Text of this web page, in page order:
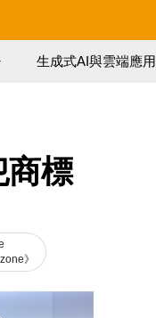
生成式AI與雲端應用
商標
》